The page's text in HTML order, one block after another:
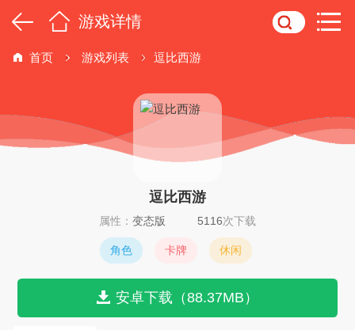
游戏详情
首页 游戏列表 逗比西游
逗比西游
属性： 变态版 5116次下载
角色 卡牌 休闲
安卓下载（88.37MB）